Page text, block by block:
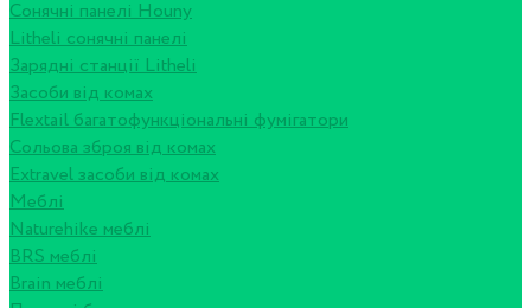
Сонячні панелі Houny
Litheli сонячні панелі
Зарядні станції Litheli
Засоби від комах
Flextail багатофункціональні фумігатори
Сольова зброя від комах
Extravel засоби від комах
Меблі
Naturehike меблі
BRS меблі
Brain меблі